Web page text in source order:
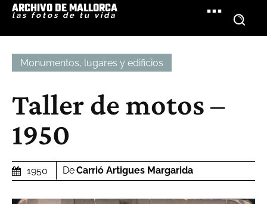
ARCHIVO DE MALLORCA
las fotos de tu vida
Monumentos, lugares y edificios
Taller de motos –
1950
1950 DeCarrió Artigues Margarida